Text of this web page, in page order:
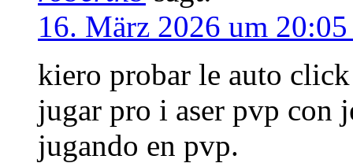
16. März 2026 um
kiero probar le auto
jugar pro i aser pvp con
jugando en pvp.